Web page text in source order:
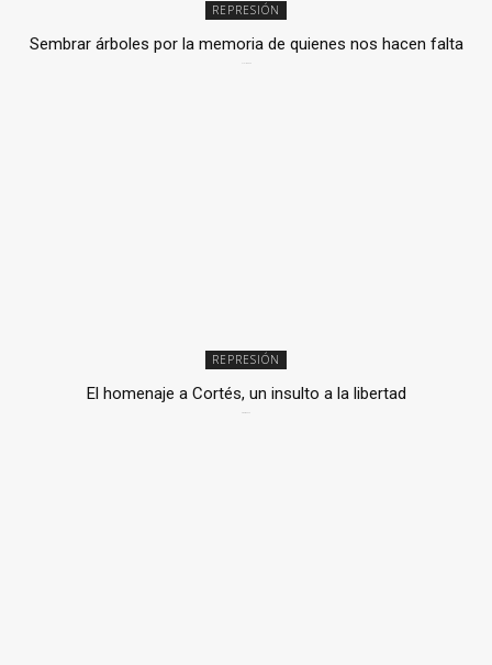
REPRESIÓN
Sembrar árboles por la memoria de quienes nos hacen falta
REPRESIÓN
El homenaje a Cortés, un insulto a la libertad